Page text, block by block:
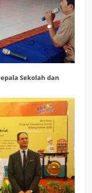
Sekolah dan